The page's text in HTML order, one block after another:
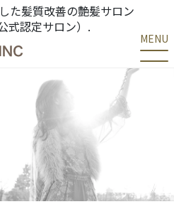
た髪質改善の艶髪サロン
式認定サロン）.
MENU